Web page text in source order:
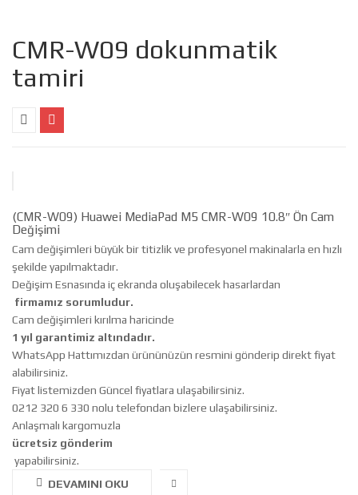
CMR-W09 dokunmatik
tamiri
(CMR-W09) Huawei MediaPad M5 CMR-W09 10.8″ Ön Cam
Değişimi
Cam değişimleri büyük bir titizlik ve profesyonel makinalarla en hızlı
şekilde yapılmaktadır.
Değişim Esnasında iç ekranda oluşabilecek hasarlardan
firmamız sorumludur.
Cam değişimleri kırılma haricinde
1 yıl garantimiz altındadır.
WhatsApp Hattımızdan ürününüzün resmini gönderip direkt fiyat
alabilirsiniz.
Fiyat listemizden Güncel fiyatlara ulaşabilirsiniz.
0212 320 6 330 nolu telefondan bizlere ulaşabilirsiniz.
Anlaşmalı kargomuzla
ücretsiz gönderim
yapabilirsiniz.
DEVAMINI OKU